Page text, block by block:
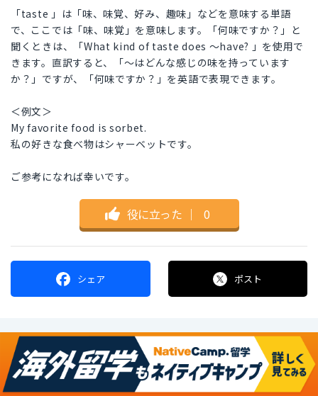
「taste 」は「味、味覚、好み、趣味」などを意味する単語
で、ここでは「味、味覚」を意味します。「何味ですか？」と
聞くときは、「What kind of taste does 〜have? 」を使用で
きます。直訳すると、「〜はどんな感じの味を持っています
か？」ですが、「何味ですか？」を英語で表現できます。
＜例文＞
My favorite food is sorbet.
私の好きな食べ物はシャーベットです。
ご参考になれば幸いです。
役に立った ｜ 0
シェア ポスト